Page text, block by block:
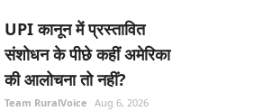
UPI कानून में प्रस्तावित
संशोधन के पीछे कहीं अमेरिका
की आलोचना तो नहीं?
Team RuralVoice Aug 6, 2026